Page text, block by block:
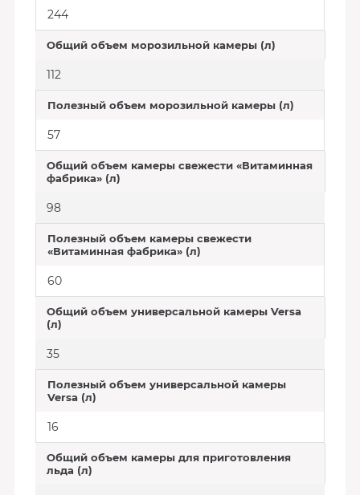
244
Общий объем морозильной камеры (л)
112
Полезный объем морозильной камеры (л)
57
Общий объем камеры свежести «Витаминная
фабрика» (л)
98
Полезный объем камеры свежести
«Витаминная фабрика» (л)
60
Общий объем универсальной камеры Versa
(л)
35
Полезный объем универсальной камеры
Versa (л)
16
Общий объем камеры для приготовления
льда (л)